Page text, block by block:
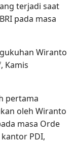
terjadi saat
pada masa
Wiranto
Kamis
pertama
oleh Wiranto
masa Orde
PDI,